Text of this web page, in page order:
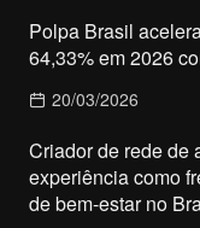
Polpa Brasil
64,33% em 2026
20/03/2026
Criador de rede de
experiência como
de bem-estar no